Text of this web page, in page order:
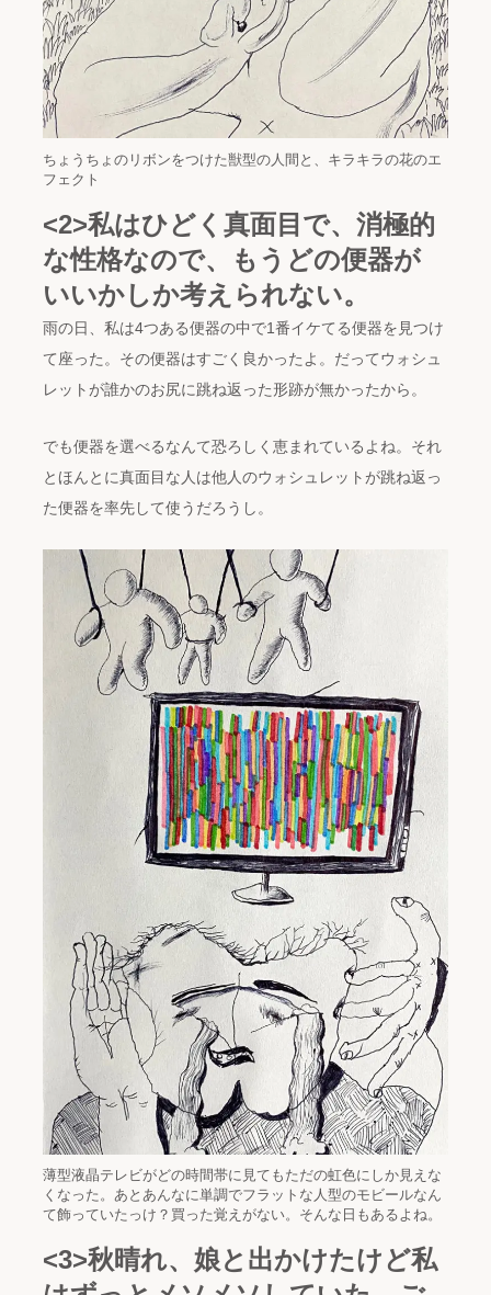
ちょうちょのリボンをつけた獣型の人間と、キラキラの花のエ
フェクト
<2>私はひどく真面目で、消極的
な性格なので、もうどの便器が
いいかしか考えられない。
雨の日、私は4つある便器の中で1番イケてる便器を見つけ
て座った。その便器はすごく良かったよ。だってウォシュ
レットが誰かのお尻に跳ね返った形跡が無かったから。
でも便器を選べるなんて恐ろしく恵まれているよね。それ
とほんとに真面目な人は他人のウォシュレットが跳ね返っ
た便器を率先して使うだろうし。
薄型液晶テレビがどの時間帯に見てもただの虹色にしか見えな
くなった。あとあんなに単調でフラットな人型のモビールなん
て飾っていたっけ？買った覚えがない。そんな日もあるよね。
<3>秋晴れ、娘と出かけたけど私